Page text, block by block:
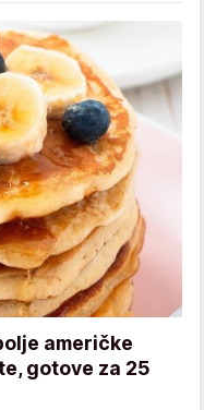
američke
gotove za 25